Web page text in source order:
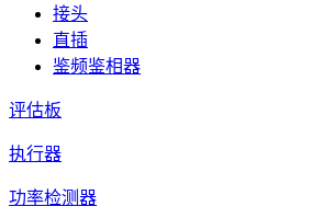
接头
直插
鉴频鉴相器
评估板
执行器
功率检测器